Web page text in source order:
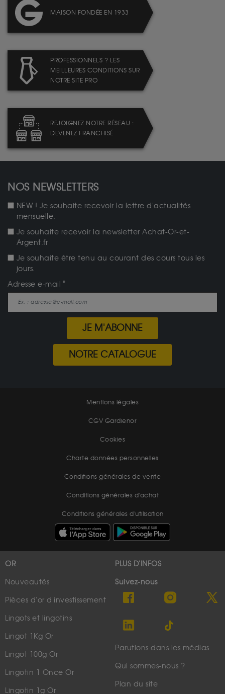
MAISON FONDÉE EN 1933
PROFESSIONNELS ? LES
MEILLEURES CONDITIONS SUR
NOTRE SITE PRO
REJOIGNEZ NOTRE RÉSEAU :
DEVENEZ FRANCHISÉ
NOS NEWSLETTERS
NEW ! Je souhaite recevoir la lettre d'actualités
mensuelle.
Je souhaite recevoir la newsletter Achat-Or-et-
Argent.fr
Je souhaite être tenu au courant des cours tous les
jours.
Adresse e-mail
JE M'ABONNE
NOTRE CATALOGUE
Mentions légales
CGV Gardienor
Cookies
Charte données personnelles
Conditions générales de vente
Conditions générales d'achat
Conditions générales d'utilisation
OR
Nouveautés
Pièces d'or d'investissement
Lingots et lingotins
Lingot 1Kg Or
Lingot 100g Or
Lingotin 1 Once Or
Lingotin 1g Or
PLUS D'INFOS
Suivez-nous
Parutions dans les médias
Qui sommes-nous ?
Plan du site